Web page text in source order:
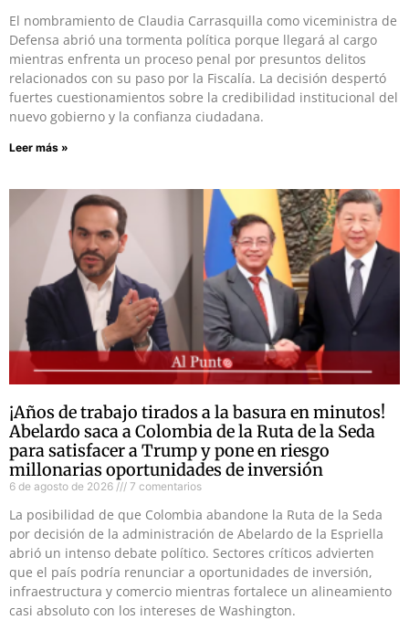
El nombramiento de Claudia Carrasquilla como viceministra de
Defensa abrió una tormenta política porque llegará al cargo
mientras enfrenta un proceso penal por presuntos delitos
relacionados con su paso por la Fiscalía. La decisión despertó
fuertes cuestionamientos sobre la credibilidad institucional del
nuevo gobierno y la confianza ciudadana.
Leer más »
¡Años de trabajo tirados a la basura en minutos!
Abelardo saca a Colombia de la Ruta de la Seda
para satisfacer a Trump y pone en riesgo
millonarias oportunidades de inversión
6 de agosto de 2026 7 comentarios
La posibilidad de que Colombia abandone la Ruta de la Seda
por decisión de la administración de Abelardo de la Espriella
abrió un intenso debate político. Sectores críticos advierten
que el país podría renunciar a oportunidades de inversión,
infraestructura y comercio mientras fortalece un alineamiento
casi absoluto con los intereses de Washington.